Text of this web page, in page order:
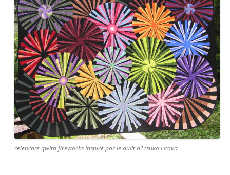
celebrate qwith fireworks inspiré par le quilt d’Etsuko Litaka